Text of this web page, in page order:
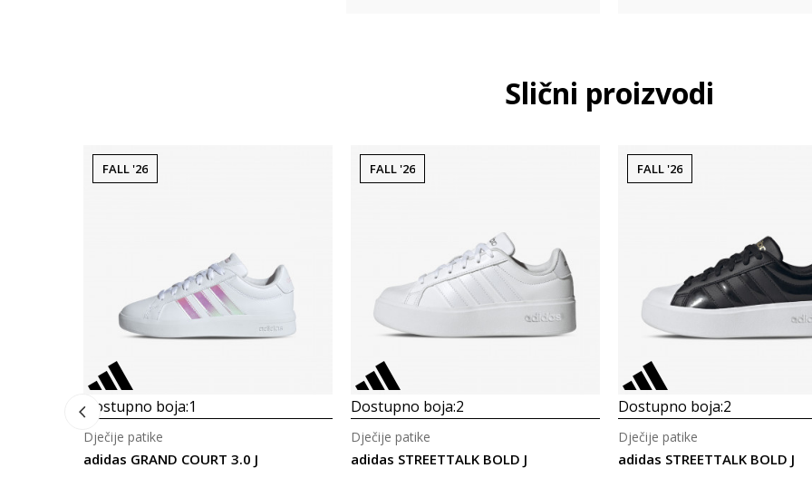
Slični proizvodi
FALL '26
Dostupno boja:1
adidas GRAND COURT 3.0 J
Dječije patike
FALL '26
Dostupno boja:2
adidas STREETTALK BOLD J
Dječije patike
FALL '26
Dostupno boja:2
adidas STREETTALK BOLD J
Dječije patike